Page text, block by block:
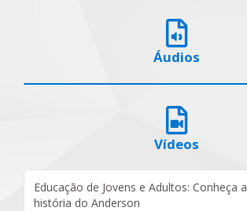
Áudios
Vídeos
Educação de Jovens e Adultos: Conheça a
história do Anderson